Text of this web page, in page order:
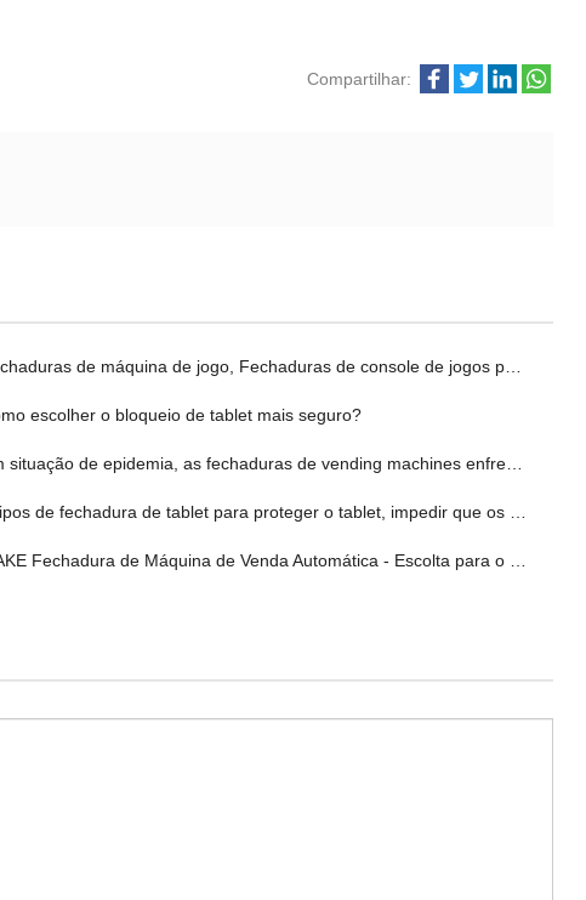
Compartilhar:
de máquina de jogo, Fechaduras de console de jogos para segurança de máquinas de jogos
escolher o bloqueio de tablet mais seguro?
de epidemia, as fechaduras de vending machines enfrentam novas oportunidades de desenvolvimento!
de fechadura de tablet para proteger o tablet, impedir que os ladrões consigam roubar!
Fechadura de Máquina de Venda Automática - Escolta para o retalho não presencial!